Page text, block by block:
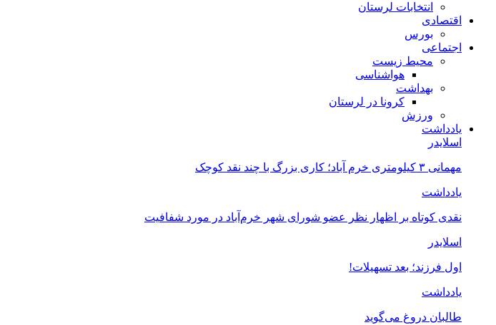
انتخابات لرستان
اقتصادی
بورس
اجتماعی
محیط زیست
هواشناسی
بهداشت
کرونا در لرستان
ورزش
یادداشت
اسلایدر
مهمانی ۳ کیلومتری خرم آباد؛ کاری بزرگ با چند نقد کوچک
یادداشت
نقدی کوتاه بر اظهار نظر عضو شورای شهر خرم‌آباد در مورد شفافیت
اسلایدر
اول فرزند؛ بعد تسهیلات!
یادداشت
طالبان دروغ می‌گوید